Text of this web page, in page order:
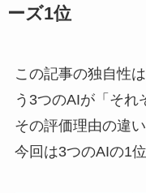
ーズ1位
この記事の独自性
う3つのAIが「それ
その評価理由の違
今回は3つのAIの1